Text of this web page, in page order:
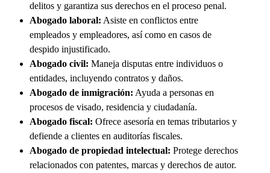
delitos y garantiza sus derechos en el proceso penal.
Abogado laboral: Asiste en conflictos entre
empleados y empleadores, así como en casos de
despido injustificado.
Abogado civil: Maneja disputas entre individuos o
entidades, incluyendo contratos y daños.
Abogado de inmigración: Ayuda a personas en
procesos de visado, residencia y ciudadanía.
Abogado fiscal: Ofrece asesoría en temas tributarios y
defiende a clientes en auditorías fiscales.
Abogado de propiedad intelectual: Protege derechos
relacionados con patentes, marcas y derechos de autor.